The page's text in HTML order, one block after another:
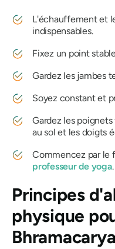
L'échauffement et
indispensables.
Fixez un point
Gardez les jambes
Soyez constant et
Gardez les
au sol et les doigts
Commencez par le
professeur de yoga.
Principes
physique